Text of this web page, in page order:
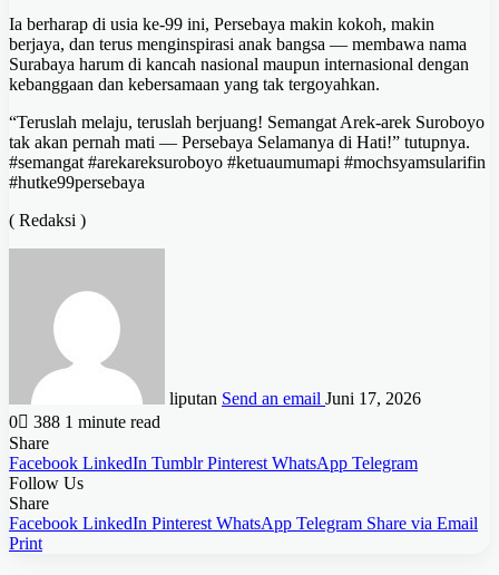
Ia berharap di usia ke‑99 ini, Persebaya makin kokoh, makin
berjaya, dan terus menginspirasi anak bangsa — membawa nama
Surabaya harum di kancah nasional maupun internasional dengan
kebanggaan dan kebersamaan yang tak tergoyahkan.
“Teruslah melaju, teruslah berjuang! Semangat Arek‑arek Suroboyo
tak akan pernah mati — Persebaya Selamanya di Hati!” tutupnya.
#semangat #arekareksuroboyo #ketuaumumapi #mochsyamsularifin
#hutke99persebaya
( Redaksi )
liputan Send an email Juni 17, 2026
0
388 1 minute read
Share
Facebook LinkedIn Tumblr Pinterest WhatsApp Telegram
Follow Us
Share
Facebook LinkedIn Pinterest WhatsApp Telegram Share via Email
Print